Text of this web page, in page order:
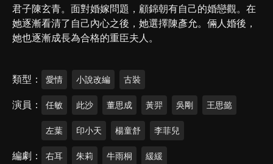
君子陳玄青。面對婚嫁問題，顧錦朝有自己的婚戀觀。在
她逐漸看清了自己內心之後，她選擇陳彥允。倆人婚後，
她也逐漸成長為合格的重臣夫人。
類型 愛情 小說改編 古裝
演員 任敏 此沙 董思成 黃羿 吳剛 王思懿
左葉 印小天 楊童舒 李菲兒
編劇 右耳 朱莉 牛雨桐 緩緩